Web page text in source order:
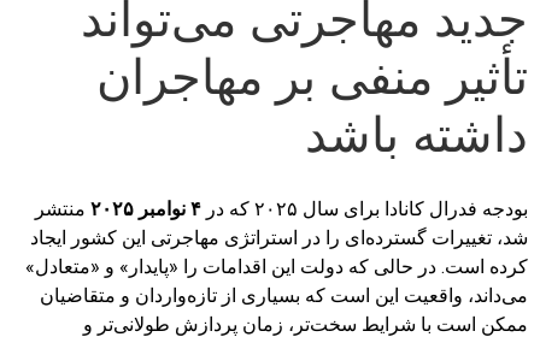
جدید مهاجرتی می‌تواند
تأثیر منفی بر مهاجران
داشته باشد
بودجه فدرال کانادا برای سال ۲۰۲۵ که در ۴ نوامبر ۲۰۲۵
منتشر
شد، تغییرات گسترده‌ای را در استراتژی مهاجرتی این کشور ایجاد
کرده است. در حالی که دولت این اقدامات را «پایدار» و «متعادل»
می‌داند، واقعیت این است که بسیاری از تازه‌واردان و متقاضیان
ممکن است با شرایط سخت‌تر، زمان پردازش طولانی‌تر و